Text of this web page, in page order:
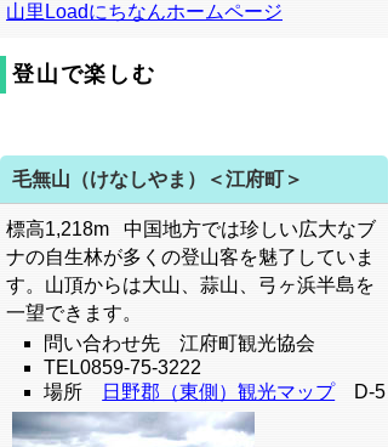
山里Loadにちなんホームページ
登山で楽しむ
毛無山（けなしやま）＜江府町＞
標高1,218m 中国地方では珍しい広大なブ
ナの自生林が多くの登山客を魅了していま
す。山頂からは大山、蒜山、弓ヶ浜半島を
一望できます。
問い合わせ先 江府町観光協会
TEL0859-75-3222
場所
日野郡（東側）観光マップD-5